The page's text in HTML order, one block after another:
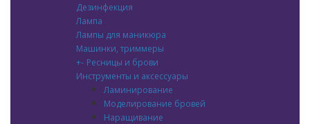
Дезинфекция
Лампа
Лампы для маникюра
Машинки, триммеры
+- Ресницы и брови
Инструменты и аксессуары
Ламинирование
Моделирование бровей
Наращивание